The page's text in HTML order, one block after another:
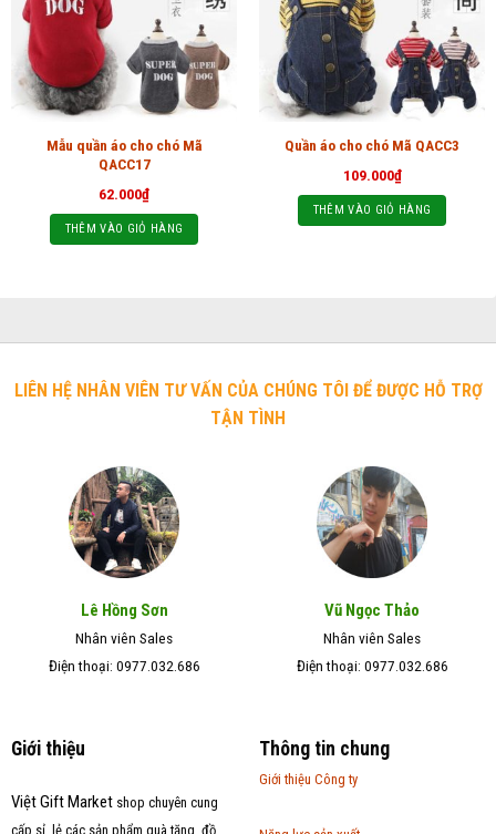
Mẫu quần áo cho chó Mã
QACC17
62.000₫
THÊM VÀO GIỎ HÀNG
Quần áo cho chó Mã QACC3
109.000₫
THÊM VÀO GIỎ HÀNG
LIÊN HỆ NHÂN VIÊN TƯ VẤN CỦA CHÚNG TÔI ĐỂ ĐƯỢC HỖ TRỢ
TẬN TÌNH
Lê Hồng Sơn
Nhân viên Sales
Điện thoại: 0977.032.686
Vũ Ngọc Thảo
Nhân viên Sales
Điện thoại: 0977.032.686
Giới thiệu
Việt Gift Marketshop chuyên cung
cấp sỉ, lẻ các sản phẩm quà tặng, đồ
Thông tin chung
Giới thiệu Công ty